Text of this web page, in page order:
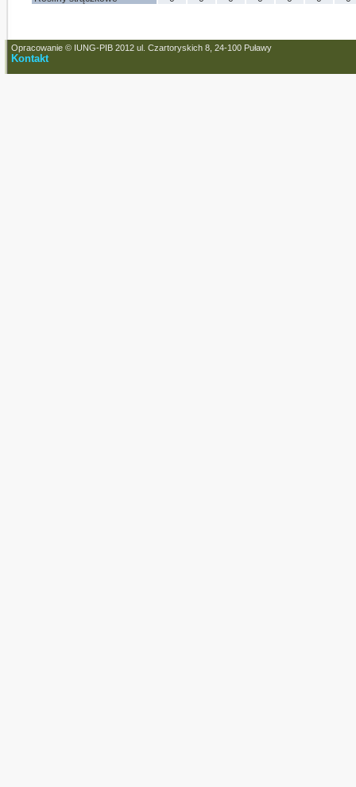
Opracowanie © IUNG-PIB 2012 ul. Czartoryskich 8, 24-100 Puławy
Kontakt